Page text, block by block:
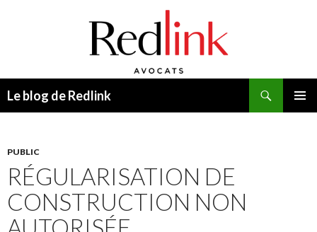
Le blog de Redlink
PUBLIC
RÉGULARISATION DE
CONSTRUCTION NON